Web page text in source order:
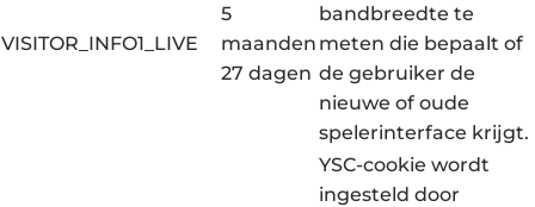
VISITOR_INFO1_LIVE
5
maanden
27 dagen
bandbreedte te
meten die bepaalt of
de gebruiker de
nieuwe of oude
spelerinterface krijgt.
YSC-cookie wordt
ingesteld door